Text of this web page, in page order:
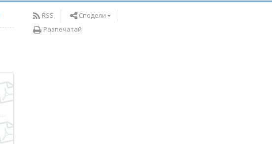
RSS
Сподели
Разпечатай